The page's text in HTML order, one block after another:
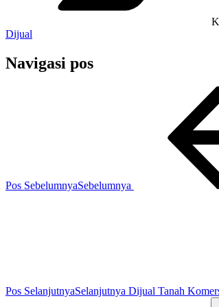
Dijual
Navigasi pos
Pos SebelumnyaSebelumnya
Pos SelanjutnyaSelanjutnya Dijual Tanah